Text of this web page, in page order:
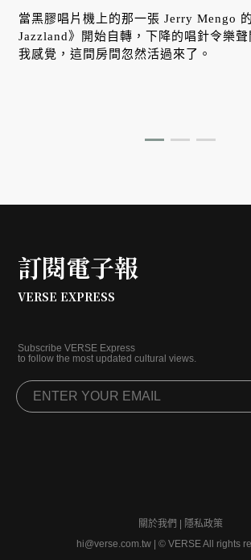
當黑膠唱片機上的那一張 Jerry Mengo
Jazzland》開始自轉，下降的唱針令樂
我感覺，這間房間忽然活過來了。
訂閱電子報
VERSE EXPRESS
Subscribe VERSE Express
to follow the most updated cultural views.
關於我們
隱私政策
hi@verse.com.tw
© VERSE All rights